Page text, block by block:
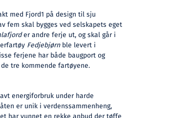
med Fjord1 på design til sju
fem skal bygges ved selskapets eget
er andre ferje ut, og skal går i
Fedjebjørnble levert i
ferjene har både baugport og
tre kommende fartøyene.
energiforbruk under harde
er unik i verdenssammenheng,